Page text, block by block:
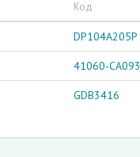
Код
DP104A205P
41060-CA093
GDB3416